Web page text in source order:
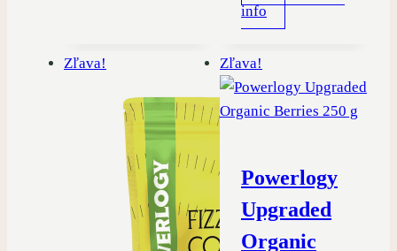
info
Zľava! Zľava!
Powerlogy
Upgraded
Organic